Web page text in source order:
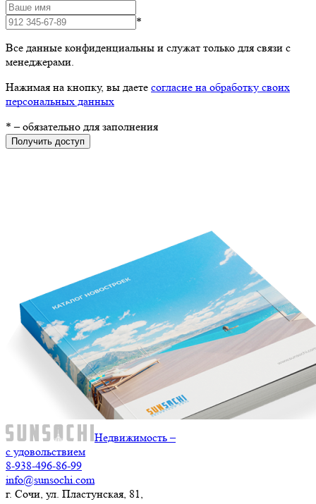
*
Все данные конфиденциальны и служат только для связи с
менеджерами.
Нажимая на кнопку, вы даете согласие на обработку своих
персональных данных
* – обязательно для заполнения
Получить доступ
Недвижимость –
с удовольствием
8-938-496-86-99
info@sunsochi.com
г. Сочи, ул. Пластунская, 81,